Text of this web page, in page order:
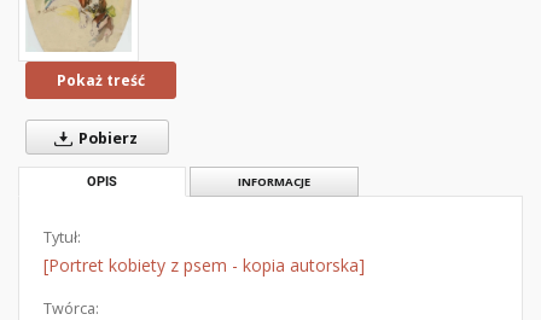
Pokaż treść
Pobierz
OPIS INFORMACJE
Tytuł:
[Portret kobiety z psem - kopia autorska]
Twórca: